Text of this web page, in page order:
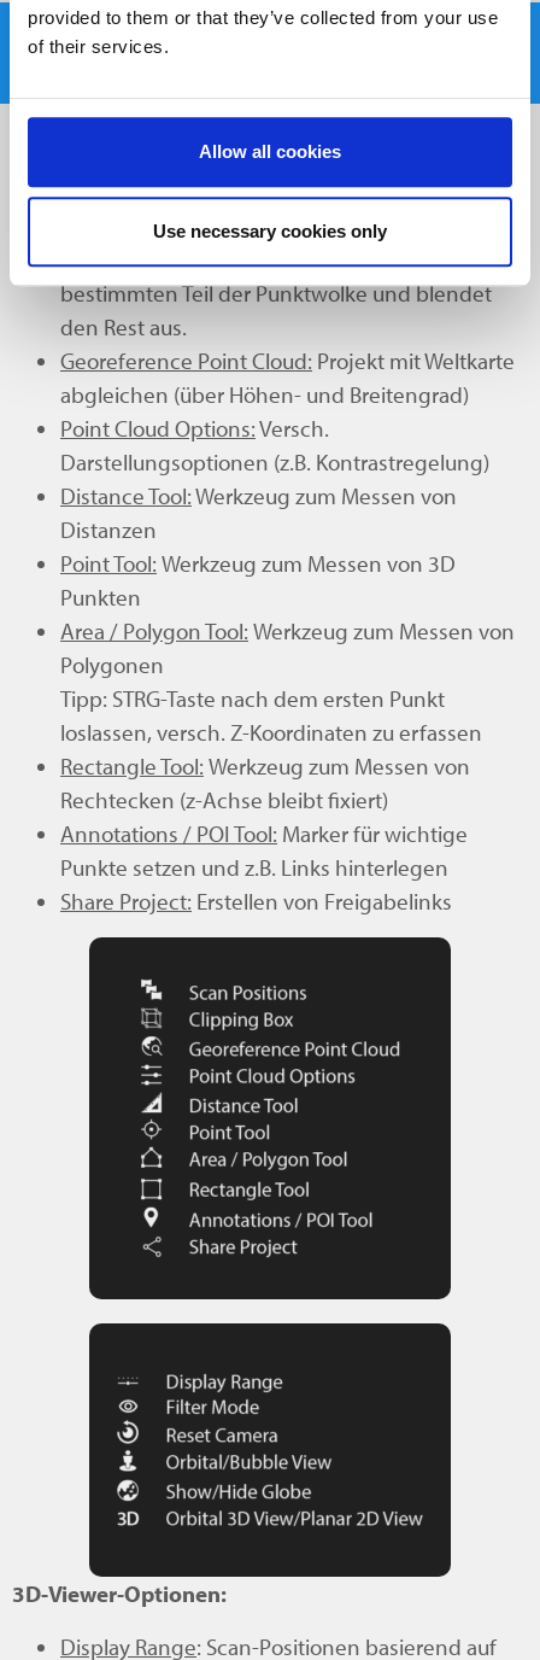
provided to them or that they’ve collected from your use
of their services.
Allow all cookies
Use necessary cookies only
3D Ansichten (Punktwolken-Viewer &
Scan Positions:Springt direkt in die Ansicht der
jeweiligen Scan-Position
Clipping Box:Zieht eine Box um einen
bestimmten Teil der Punktwolke und blendet
den Rest aus.
Georeference Point Cloud: Projekt mit Weltkarte
abgleichen (über Höhen- und Breitengrad)
Point Cloud Options:Versch.
Darstellungsoptionen (z.B. Kontrastregelung)
Distance Tool:Werkzeug zum Messen von
Distanzen
Point Tool: Werkzeug zum Messen von 3D
Punkten
Area / Polygon Tool: Werkzeug zum Messen von
Polygonen
Tipp: STRG-Taste nach dem ersten Punkt
loslassen, versch. Z-Koordinaten zu erfassen
Rectangle Tool: Werkzeug zum Messen von
Rechtecken (z-Achse bleibt fixiert)
Annotations / POI Tool: Marker für wichtige
Punkte setzen und z.B. Links hinterlegen
Share Project: Erstellen von Freigabelinks
3D-Viewer-Optionen:
Display Range: Scan-Positionen basierend auf